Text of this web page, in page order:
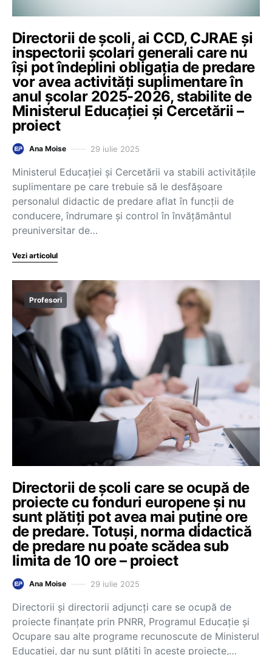
Directorii de școli, ai CCD, CJRAE și
inspectorii școlari generali care nu
își pot îndeplini obligația de predare
vor avea activități suplimentare în
anul școlar 2025-2026, stabilite de
Ministerul Educației și Cercetării –
proiect
Ana Moise 29 iulie 2025
Ministerul Educației și Cercetării va stabili activitățile
suplimentare pe care trebuie să le desfășoare
personalul didactic de predare aflat în funcții de
conducere, îndrumare și control în învățământul
preuniversitar de…
Vezi articolul
Profesori
Directorii de școli care se ocupă de
proiecte cu fonduri europene și nu
sunt plătiți pot avea mai puține ore
de predare. Totuși, norma didactică
de predare nu poate scădea sub
limita de 10 ore – proiect
Ana Moise 29 iulie 2025
Directorii și directorii adjuncți care se ocupă de
proiecte finanțate prin PNRR, Programul Educație și
Ocupare sau alte programe recunoscute de Ministerul
Educației, dar nu sunt plătiți în aceste proiecte,…